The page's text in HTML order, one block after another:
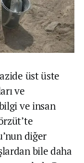
üst üste
ve
ve insan
diğer
bile daha